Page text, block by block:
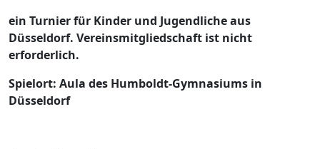
ein Turnier für Kinder und Jugendliche aus
Düsseldorf. Vereinsmitgliedschaft ist nicht
erforderlich.
Spielort: Aula des Humboldt-Gymnasiums in
Düsseldorf